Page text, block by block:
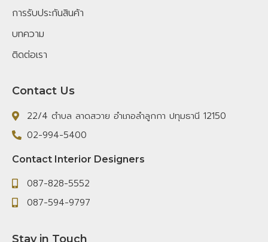
การรับประกันสินค้า
บทความ
ติดต่อเรา
Contact Us
22/4 ตำบล ลาดสวาย อำเภอลำลูกกา ปทุมธานี 12150
02-994-5400
Contact Interior Designers
087-828-5552
087-594-9797
Stay in Touch